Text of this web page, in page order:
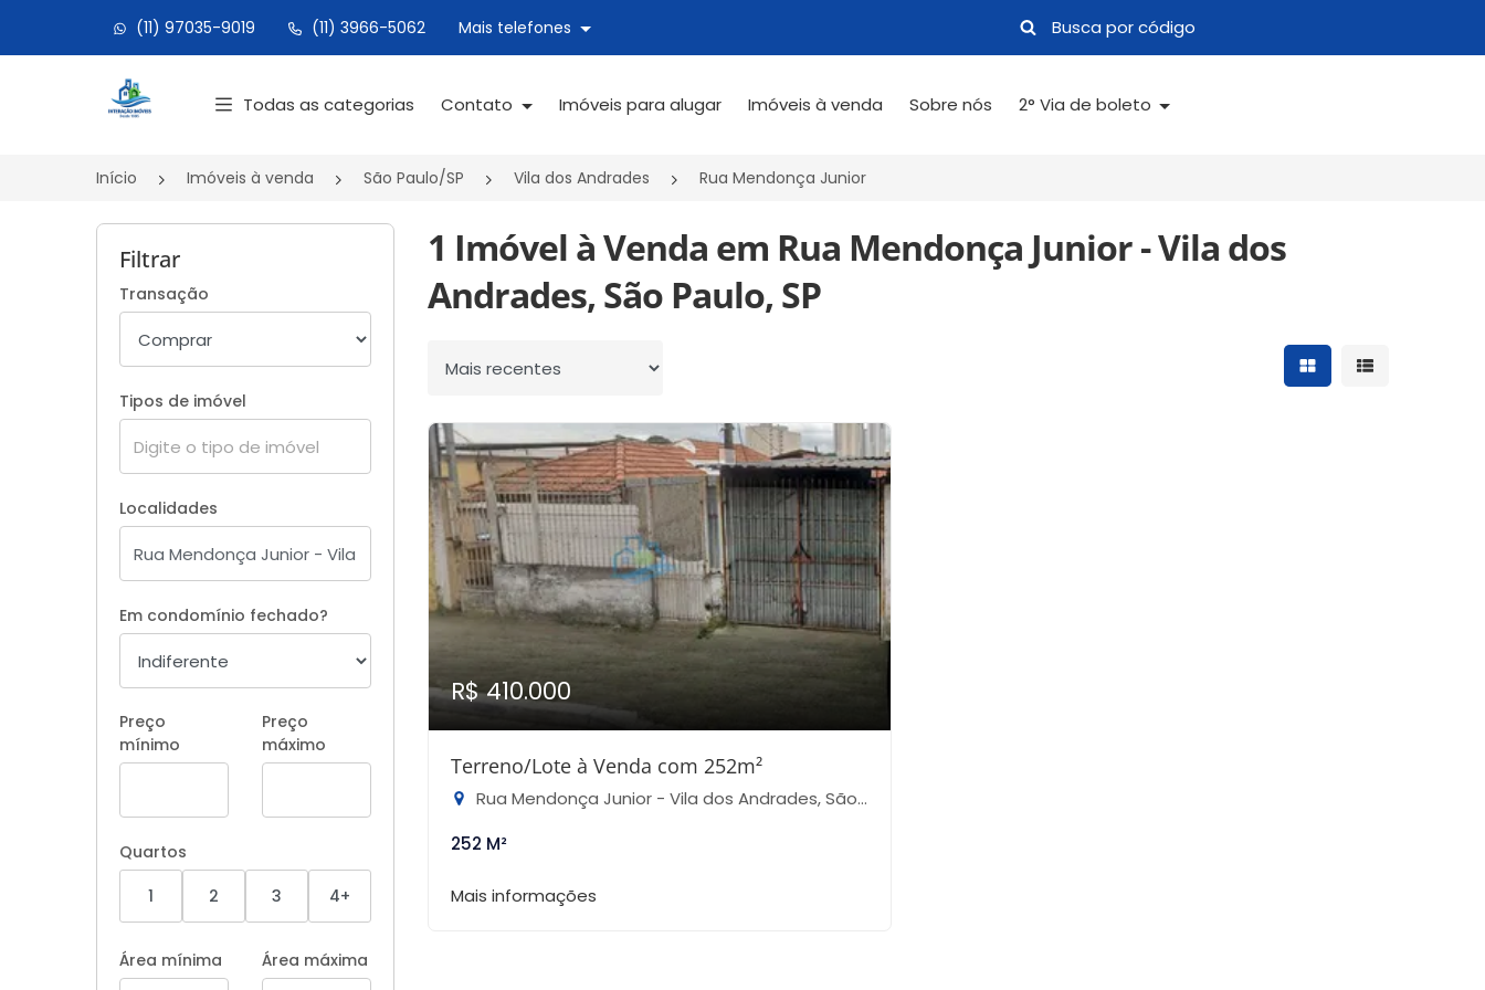
(11) 97035-9019 (11) 3966-5062 Mais telefones
Página inicial
Todas as categorias Contato Imóveis para alugar Imóveis à venda Sobre nós 2° Via de boleto
Início Imóveis à venda São Paulo/SP Vila dos Andrades Rua Mendonça Junior
Filtrar
Transação
Tipos de imóvel
Localidades
Em condomínio fechado?
Preço
mínimo
Preço
máximo
Quartos
1
2 3 4+
Área mínima Área máxima
1 Imóvel à Venda em Rua Mendonça Junior - Vila dos
Andrades, São Paulo, SP
Ordenar por Mostrar resultados
Mostrar
R$ 410.000
Terreno/Lote à Venda com 252m²
Rua Mendonça Junior - Vila dos Andrades, São Paulo-SP
252 M²
Mais informações